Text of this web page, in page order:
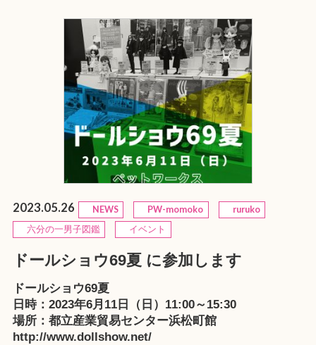
2023.05.26 NEWS PW-momoko
ruruko
六分の一男子図鑑
イベント
ドールショウ69夏 に参加します
ドールショウ69夏
日時：2023年6月11日（日）11:00～15:30
場所：都立産業貿易センター浜松町館
http://www.dollshow.net/